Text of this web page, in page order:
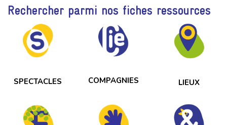
Rechercher parmi nos fiches ressources
SPECTACLES COMPAGNIES LIEUX